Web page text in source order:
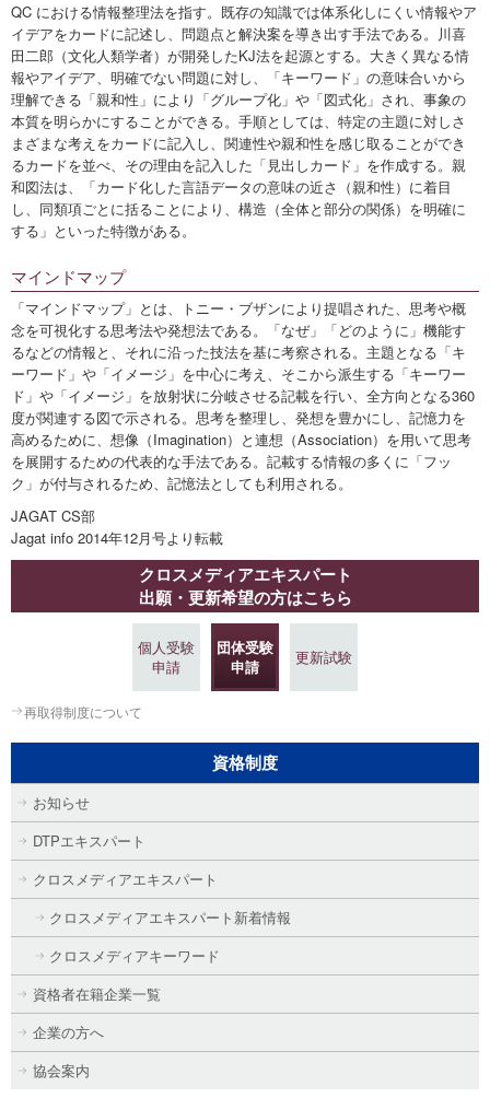
QC における情報整理法を指す。既存の知識では体系化しにくい情報やア
イデアをカードに記述し、問題点と解決案を導き出す手法である。川喜
田二郎（文化人類学者）が開発したKJ法を起源とする。大きく異なる情
報やアイデア、明確でない問題に対し、「キーワード」の意味合いから
理解できる「親和性」により「グループ化」や「図式化」され、事象の
本質を明らかにすることができる。手順としては、特定の主題に対しさ
まざまな考えをカードに記入し、関連性や親和性を感じ取ることができ
るカードを並べ、その理由を記入した「見出しカード」を作成する。親
和図法は、「カード化した言語データの意味の近さ（親和性）に着目
し、同類項ごとに括ることにより、構造（全体と部分の関係）を明確に
する」といった特徴がある。
マインドマップ
「マインドマップ」とは、トニー・ブザンにより提唱された、思考や概
念を可視化する思考法や発想法である。「なぜ」「どのように」機能す
るなどの情報と、それに沿った技法を基に考察される。主題となる「キ
ーワード」や「イメージ」を中心に考え、そこから派生する「キーワー
ド」や「イメージ」を放射状に分岐させる記載を行い、全方向となる360
度が関連する図で示される。思考を整理し、発想を豊かにし、記憶力を
高めるために、想像（Imagination）と連想（Association）を用いて思考
を展開するための代表的な手法である。記載する情報の多くに「フッ
ク」が付与されるため、記憶法としても利用される。
JAGAT CS部
Jagat info 2014年12月号より転載
クロスメディアエキスパート
出願・更新希望の方はこちら
個人受験
申請
団体受験
申請
更新試験
再取得制度について
資格制度
お知らせ
DTPエキスパート
クロスメディアエキスパート
クロスメディアエキスパート新着情報
クロスメディアキーワード
資格者在籍企業一覧
企業の方へ
協会案内